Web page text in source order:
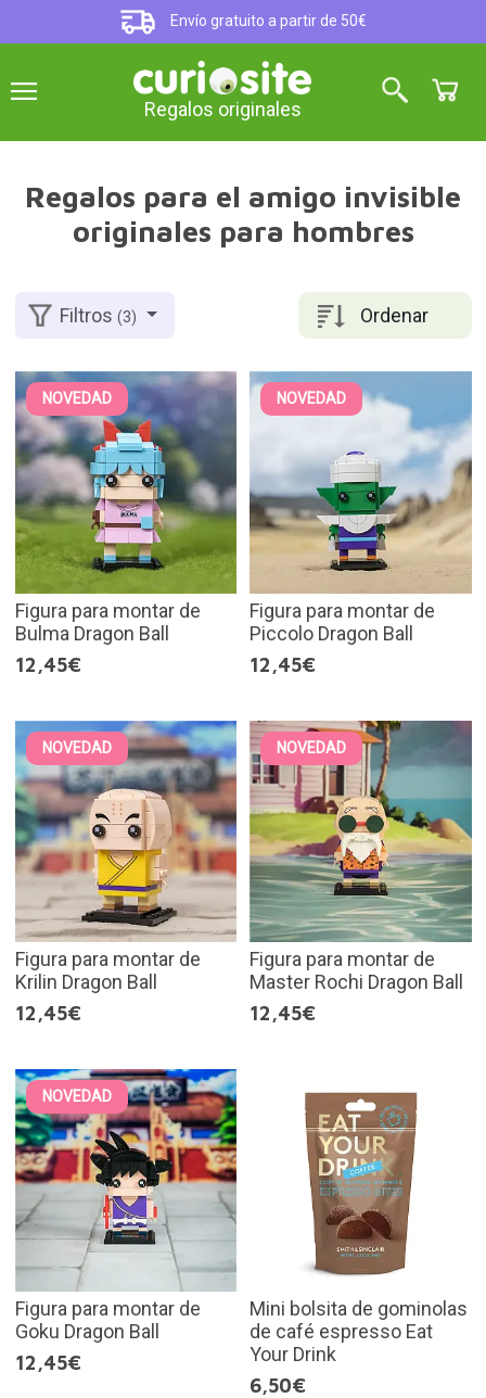
Envío gratuito a partir de 50€
Regalos originales
Regalos para el amigo invisible
originales para hombres
Ordenar
Filtros(3)
NOVEDAD
Figura para montar de
Bulma Dragon Ball
12,45€
NOVEDAD
Figura para montar de
Piccolo Dragon Ball
12,45€
NOVEDAD
Figura para montar de
Krilin Dragon Ball
12,45€
NOVEDAD
Figura para montar de
Master Rochi Dragon Ball
12,45€
NOVEDAD
Figura para montar de
Goku Dragon Ball
12,45€
Mini bolsita de gominolas
de café espresso Eat
Your Drink
6,50€